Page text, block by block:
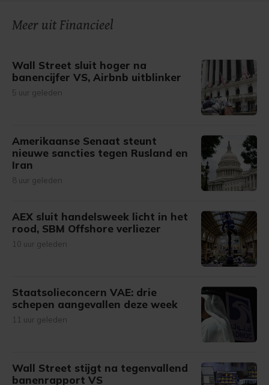
Meer uit Financieel
Wall Street sluit hoger na
banencijfer VS, Airbnb uitblinker
5 uur geleden
Amerikaanse Senaat steunt
nieuwe sancties tegen Rusland en
Iran
8 uur geleden
AEX sluit handelsweek licht in het
rood, SBM Offshore verliezer
10 uur geleden
Staatsolieconcern VAE: drie
schepen aangevallen deze week
11 uur geleden
Wall Street stijgt na tegenvallend
banenrapport VS